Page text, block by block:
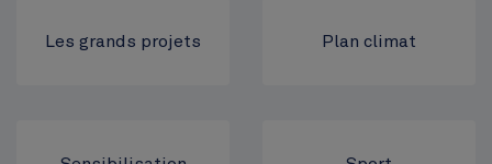
Les grands projets Plan climat